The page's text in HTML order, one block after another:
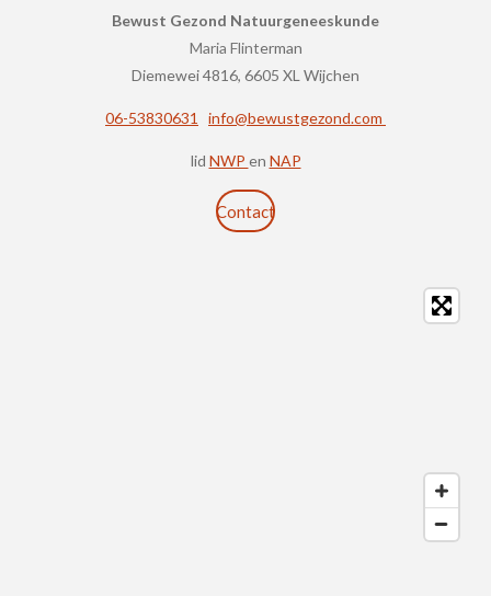
Bewust Gezond Natuurgeneeskunde
Maria Flinterman
Diemewei 4816, 6605 XL Wijchen
06-53830631 info@bewustgezond.com
lid NWP en NAP
Contact